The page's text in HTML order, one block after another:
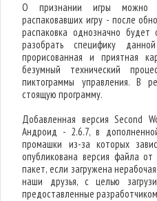
О признании игры можно
распаковавших игру - после
распаковка однозначно будет
разобрать специфику
прорисованная и приятная
безумный технический
пиктограммы управления. В
стоящую программу.
Добавленная версия Second
Андроид - 2.6.7, в
промашки из-за которых
опубликована версия файла
пакет, если загружена
наши друзья, с целью
предоставленные